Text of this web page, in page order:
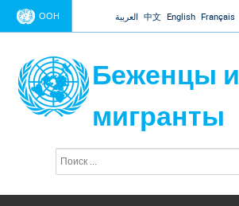
Jump to navigation
ООН العربية 中文 English Français
Беженцы и
мигранты
и